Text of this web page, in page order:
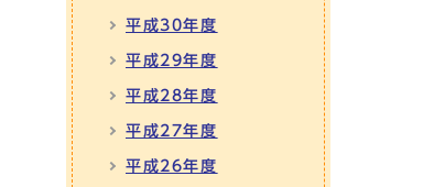
平成30年度
平成29年度
平成28年度
平成27年度
平成26年度